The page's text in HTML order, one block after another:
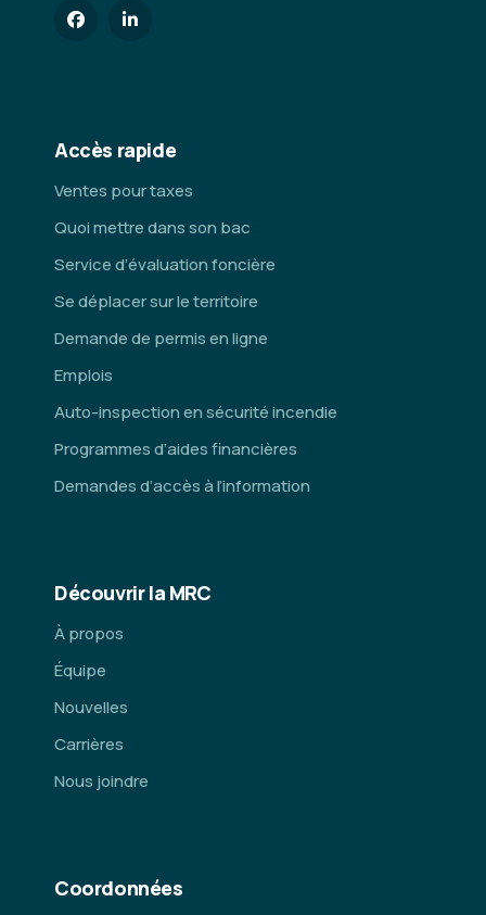
Accès rapide
Ventes pour taxes
Quoi mettre dans son bac
Service d’évaluation foncière
Se déplacer sur le territoire
Demande de permis en ligne
Emplois
Auto-inspection en sécurité incendie
Programmes d’aides financières
Demandes d’accès à l’information
Découvrir la MRC
À propos
Équipe
Nouvelles
Carrières
Nous joindre
Coordonnées